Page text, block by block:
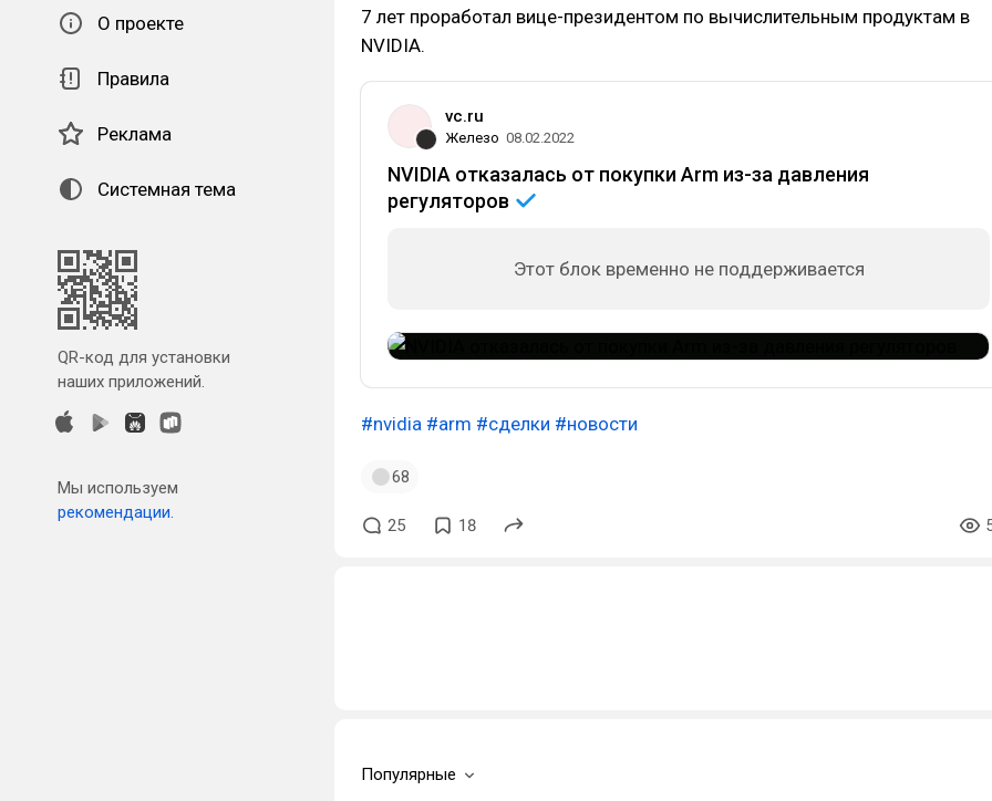
О проекте
Правила
Реклама
Системная тема
QR-код для установки
наших приложений.
Мы используем
рекомендации.
7 лет проработал вице-президентом по вычислительным продуктам в
NVIDIA.
vc.ru
Железо 08.02.2022
NVIDIA отказалась от покупки Arm из-за давления
регуляторов
Этот блок временно не поддерживается
#nvidia #arm #сделки #новости
68
25 18
Популярные